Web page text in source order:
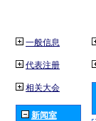
一般信息
代表注册
相关大会
新闻室